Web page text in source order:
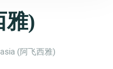
雅)
(阿飞西雅)